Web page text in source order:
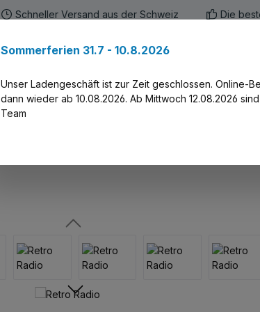
Schneller Versand aus der Schweiz Die
Sommerferien 31.7 - 10.8.2026
Unser Ladengeschäft ist zur Zeit geschlossen. Online-
dann wieder ab 10.08.2026. Ab Mittwoch 12.08.2026
Team